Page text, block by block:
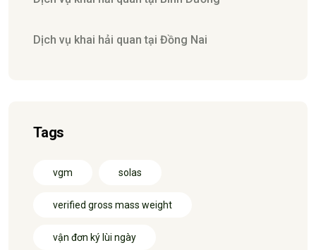
Dịch vụ khai hải quan tại Đồng Nai
Tags
vgm solas
verified gross mass weight
vận đơn ký lùi ngày